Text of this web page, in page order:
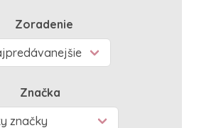
Zoradenie
Značka